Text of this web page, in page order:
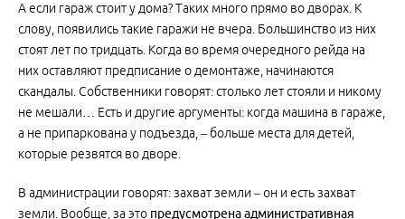
А если гараж стоит у дома? Таких много прямо во дворах. К
слову, появились такие гаражи не вчера. Большинство из них
стоят лет по тридцать. Когда во время очередного рейда на
них оставляют предписание о демонтаже, начинаются
скандалы. Собственники говорят: столько лет стояли и никому
не мешали… Есть и другие аргументы: когда машина в гараже,
а не припаркована у подъезда, – больше места для детей,
которые резвятся во дворе.
В администрации говорят: захват земли – он и есть захват
земли. Вообще, за это преду­смотрена административная